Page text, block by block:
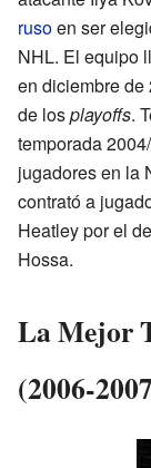
rusoen ser
NHL. El equipo
en diciembre de
de losplayoffs.
temporada
jugadores en la
contrató a
Heatley por el
Hossa.
La Mejor
(2006-